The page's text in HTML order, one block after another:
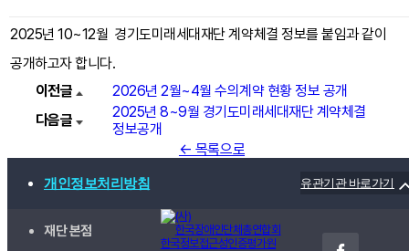
2025년 10~12월 경기도미래세대재단 계약체결 정보를 붙임과 같이
공개하고자 합니다.
이전글
2026년 2월~4월 수의계약 현황 정보 공개
다음글
2025년 8~9월 경기도미래세대재단 계약체결
정보공개
← 목록으로
개인정보처리방침 유관기관 바로가기
재단 본점